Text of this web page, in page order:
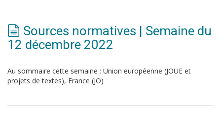
Sources normatives | Semaine du
12 décembre 2022
Au sommaire cette semaine : Union européenne (JOUE et
projets de textes), France (JO)